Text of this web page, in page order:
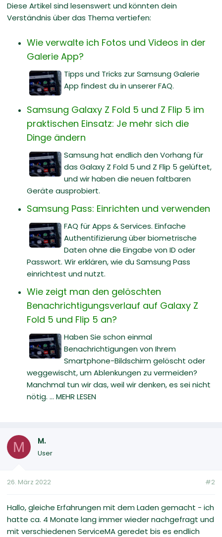
Diese Artikel sind lesenswert und könnten dein
Verständnis über das Thema vertiefen:
Wie verwalte ich Fotos und Videos in der
Galerie App?
Tipps und Tricks zur Samsung Galerie
App findest du in unserer FAQ.
Samsung Galaxy Z Fold 5 und Z Flip 5 im
praktischen Einsatz: Je mehr sich die
Dinge ändern
Samsung hat endlich den Vorhang für
das Galaxy Z Fold 5 und Z Flip 5 gelüftet,
und wir haben die neuen faltbaren
Geräte ausprobiert.
Samsung Pass: Einrichten und verwenden
FAQ für Apps & Services. Einfache
Authentifizierung über biometrische
Daten ohne die Eingabe von ID oder
Passwort. Wir erklären, wie du Samsung Pass
einrichtest und nutzt.
Wie zeigt man den gelöschten
Benachrichtigungsverlauf auf Galaxy Z
Fold 5 und Flip 5 an?
Haben Sie schon einmal
Benachrichtigungen von Ihrem
Smartphone-Bildschirm gelöscht oder
weggewischt, um Ablenkungen zu vermeiden?
Manchmal tun wir das, weil wir denken, es sei nicht
nötig. ... MEHR LESEN
M M.
User
26. März 2022 #2
Hallo, gleiche Erfahrungen mit dem Laden gemacht - ich
hatte ca. 4 Monate lang immer wieder nachgefragt und
mit verschiedenen ServiceMA geredet bis es endlich